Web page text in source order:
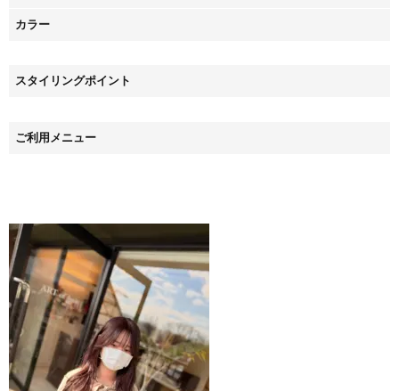
カラー
スタイリングポイント
ご利用メニュー